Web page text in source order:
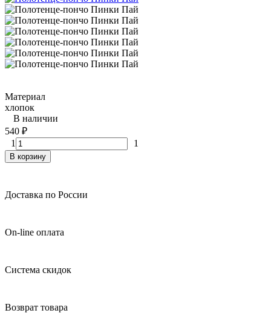
Материал
хлопок
В наличии
540 ₽
1
1
В корзину
Доставка по России
On-line оплата
Система скидок
Возврат товара